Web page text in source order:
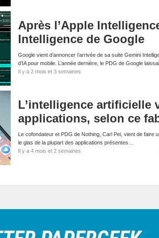
Après l’Apple
Intelligence de Google
Google vient d’annoncer l’arrivée de sa suite Gemini
d’IA pour mobile. L’année dernière, le PDG de Google
Il y a 2 mois et 3 semaines
L’intelligence artificielle
applications, selon ce
Le cofondateur et PDG de Nothing, Carl Pei, vient de faire
le glas de la plupart des applications présentes…
Il y a 4 mois et 2 semaines